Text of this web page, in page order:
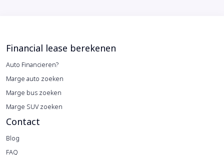
Financial lease berekenen
Auto Financieren?
Marge auto zoeken
Marge bus zoeken
Marge SUV zoeken
Contact
Blog
FAQ